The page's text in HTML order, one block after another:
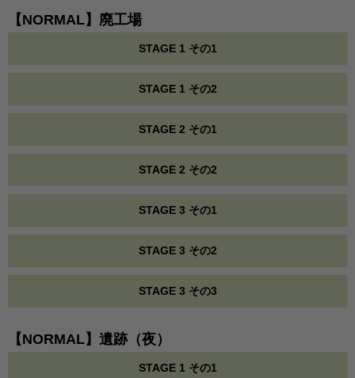
【NORMAL】廃工場
STAGE 1 その1
STAGE 1 その2
STAGE 2 その1
STAGE 2 その2
STAGE 3 その1
STAGE 3 その2
STAGE 3 その3
【NORMAL】遺跡（夜）
STAGE 1 その1